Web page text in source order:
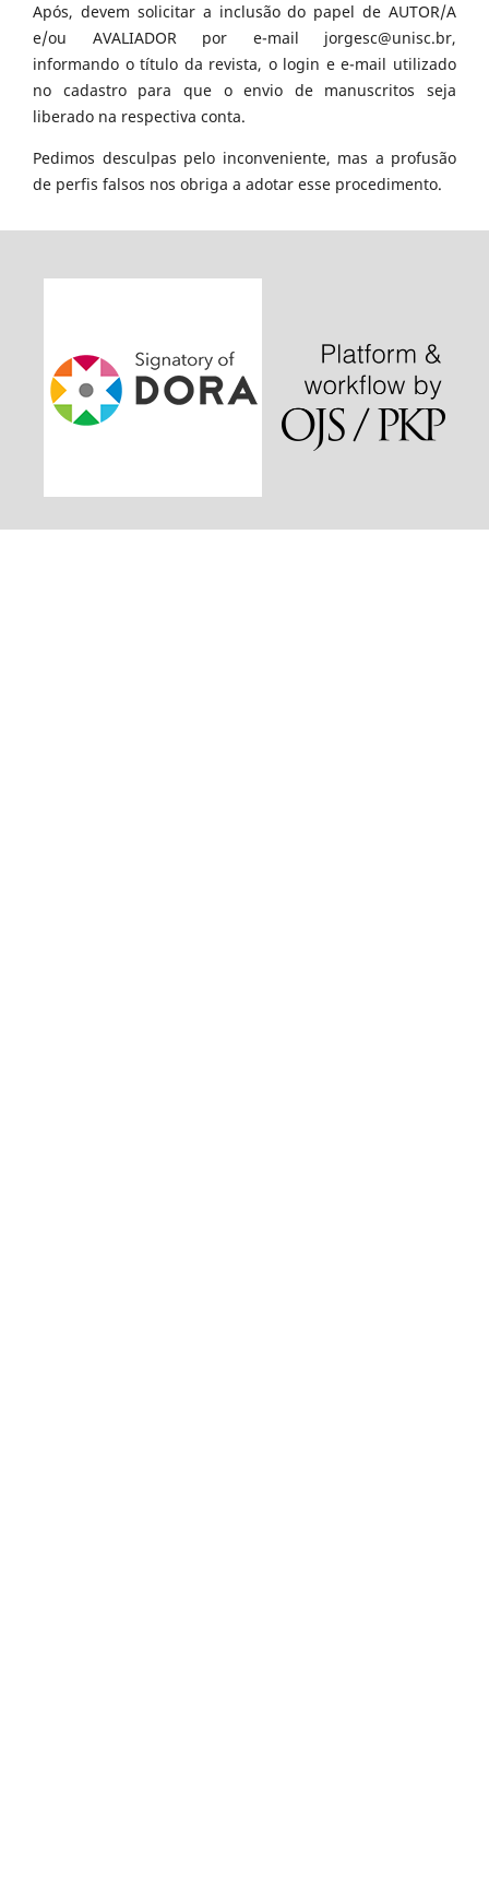
Após, devem solicitar a inclusão do papel de AUTOR/A
e/ou AVALIADOR por e-mail jorgesc@unisc.br,
informando o título da revista, o login e e-mail utilizado
no cadastro para que o envio de manuscritos seja
liberado na respectiva conta.
Pedimos desculpas pelo inconveniente, mas a profusão
de perfis falsos nos obriga a adotar esse procedimento.